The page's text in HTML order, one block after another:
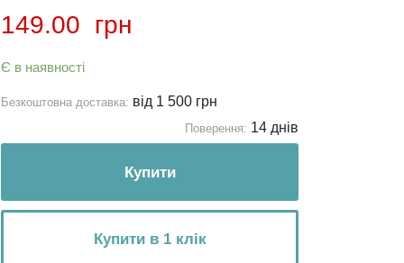
149.00 грн
Є в наявності
Безкоштовна доставка: від 1 500 грн
Поверення: 14 днів
Купити
Купити в 1 клік